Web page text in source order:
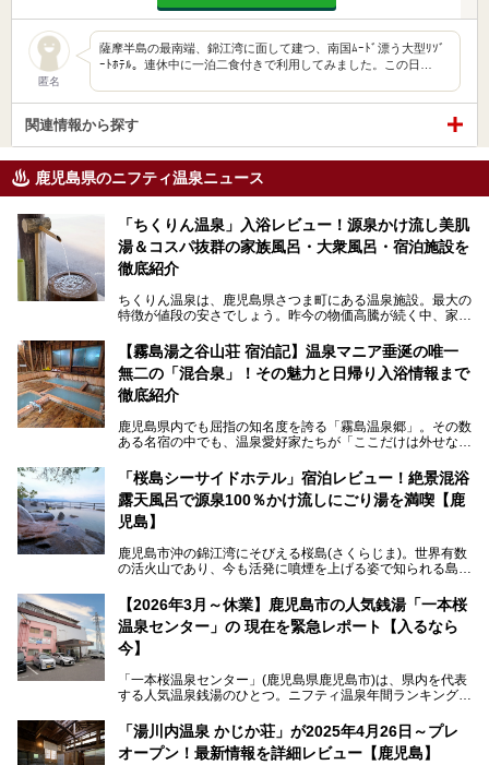
匿名
薩摩半島の最南端、錦江湾に面して建つ、南国ﾑｰﾄﾞ漂う大型ﾘｿﾞ
ｰﾄﾎﾃﾙ。連休中に一泊二食付きで利用してみました。この日…
関連情報から探す
鹿児島県のニフティ温泉ニュース
「ちくりん温泉」入浴レビュー！源泉かけ流し美肌
湯＆コスパ抜群の家族風呂・大衆風呂・宿泊施設を
徹底紹介
ちくりん温泉は、鹿児島県さつま町にある温泉施設。最大の
特徴が値段の安さでしょう。昨今の物価高騰が続く中、家族
4,000円～、と驚くべき価格を維持。
さらに、源泉100％かけ流しのツルツル美肌湯を堪能できる
点にも注目すべき。30年以上全国の温泉を巡った筆者の経
験上、穴場中の穴場と言っても決して過言ではありません。
今回は「ちくりん温泉」の家族風呂・大衆風呂・宿泊施設に
ついて、徹底レビューします！
【霧島湯之谷山荘 宿泊記】温泉マニア垂涎の唯一
無二の「混合泉」！その魅力と日帰り入浴情報まで
徹底紹介
鹿児島県内でも屈指の知名度を誇る「霧島温泉郷」。その数
ある名宿の中でも、温泉愛好家たちが「ここだけは外せな
山荘）」です。
最大の魅力は、ここでしか体験できない絶妙なバランスの
「自噴混合泉」。今回は、その極上の湯を心ゆくまで堪能す
べく宿泊し、実際に感じたお湯のちからと宿の魅力を詳しく
レポートします。
また、気軽に立ち寄りたい方のための「日帰り入浴情報」も
併せて解説。温泉マニアをも唸らせる“生きたお湯”の正体に
迫ります。
「桜島シーサイドホテル」宿泊レビュー！絶景混浴
露天風呂で源泉100％かけ流しにごり湯を満喫【鹿
児島】
鹿児島市沖の錦江湾にそびえる桜島(さくらじま)。世界有数
の活火山であり、今も活発に噴煙を上げる姿で知られる島で
ートホテル。最大の魅力が、錦江湾に面した絶景混浴露天風
呂でしょう。源泉100％かけ流しのにごり湯は、多くの温泉
ファンを魅了する存在です。
今回筆者自ら宿泊。桜島シーサイドホテルの“温泉”はじめ、
食事やアクセスなど詳細レビューします。
【2026年3月～休業】鹿児島市の人気銭湯「一本桜
温泉センター」の 現在を緊急レポート【入るなら
今】
「一本桜温泉センター」(鹿児島県鹿児島市)は、県内を代表
する人気温泉銭湯のひとつ。ニフティ温泉年間ランキング2
営業なので、就寝前の入浴や寝起き一番の朝湯など利便性が
抜群！ 多くの常連客やファンでいつも賑わっています。し
かし建物の老朽化に伴い、2026年2月28日24時をもって休
「湯川内温泉 かじか荘」が2025年4月26日～プレ
オープン！最新情報を詳細レビュー【鹿児島】